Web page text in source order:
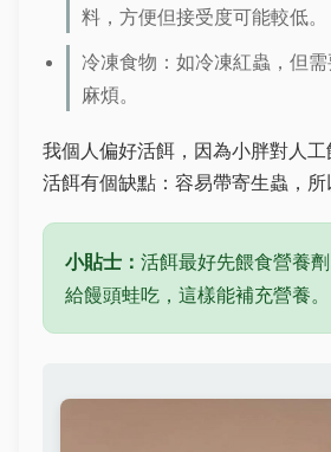
料，方便但接受度可能較低。
冷凍食物：如冷凍紅蟲，但
麻煩。
我個人偏好活餌，因為小胖對人
活餌有個缺點：容易帶寄生蟲，所
小貼士： 活餌最好先餵食營養
給饅頭蛙吃，這樣能補充營養。